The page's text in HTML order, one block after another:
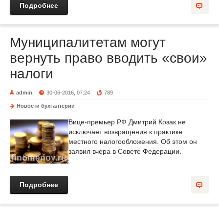
Подробнее
Муниципалитетам могут
вернуть право вводить «свои»
налоги
admin 30-06-2016, 07:24 789
Новости бухгалтерии
Вице-премьер РФ Дмитрий Козак не
исключает возвращения к практике
местного налогообложения. Об этом он
заявил вчера в Совете Федерации.
Подробнее